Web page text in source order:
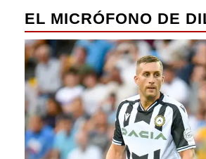
EL MICRÓFONO DE